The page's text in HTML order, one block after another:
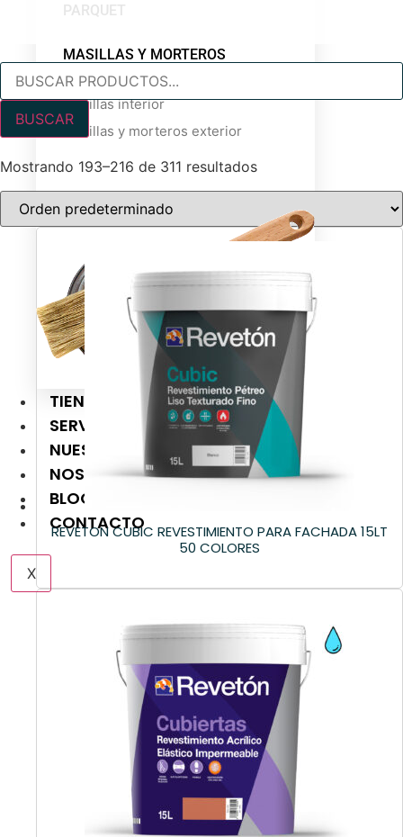
PARQUET
MASILLAS Y MORTEROS
Masillas interior
Masillas y morteros exterior
TIENDAS
SERVICIOS
NUESTRAS MARCAS
NOSOTROS
BLOG
CONTACTO
X
Búsqueda
productos
BUSCAR
Mostrando 193–216 de 311 resultados
REVETON CUBIC REVESTIMIENTO PARA FACHADA 15LT
50 COLORES